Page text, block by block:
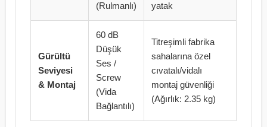
(Rulmanlı)
yatak
Gürültü
Seviyesi
& Montaj
60 dB
Düşük
Ses /
Screw
(Vida
Bağlantılı)
Titreşimli fabrika
sahalarına özel
cıvatalı/vidalı
montaj güvenliği
(Ağırlık: 2.35 kg)